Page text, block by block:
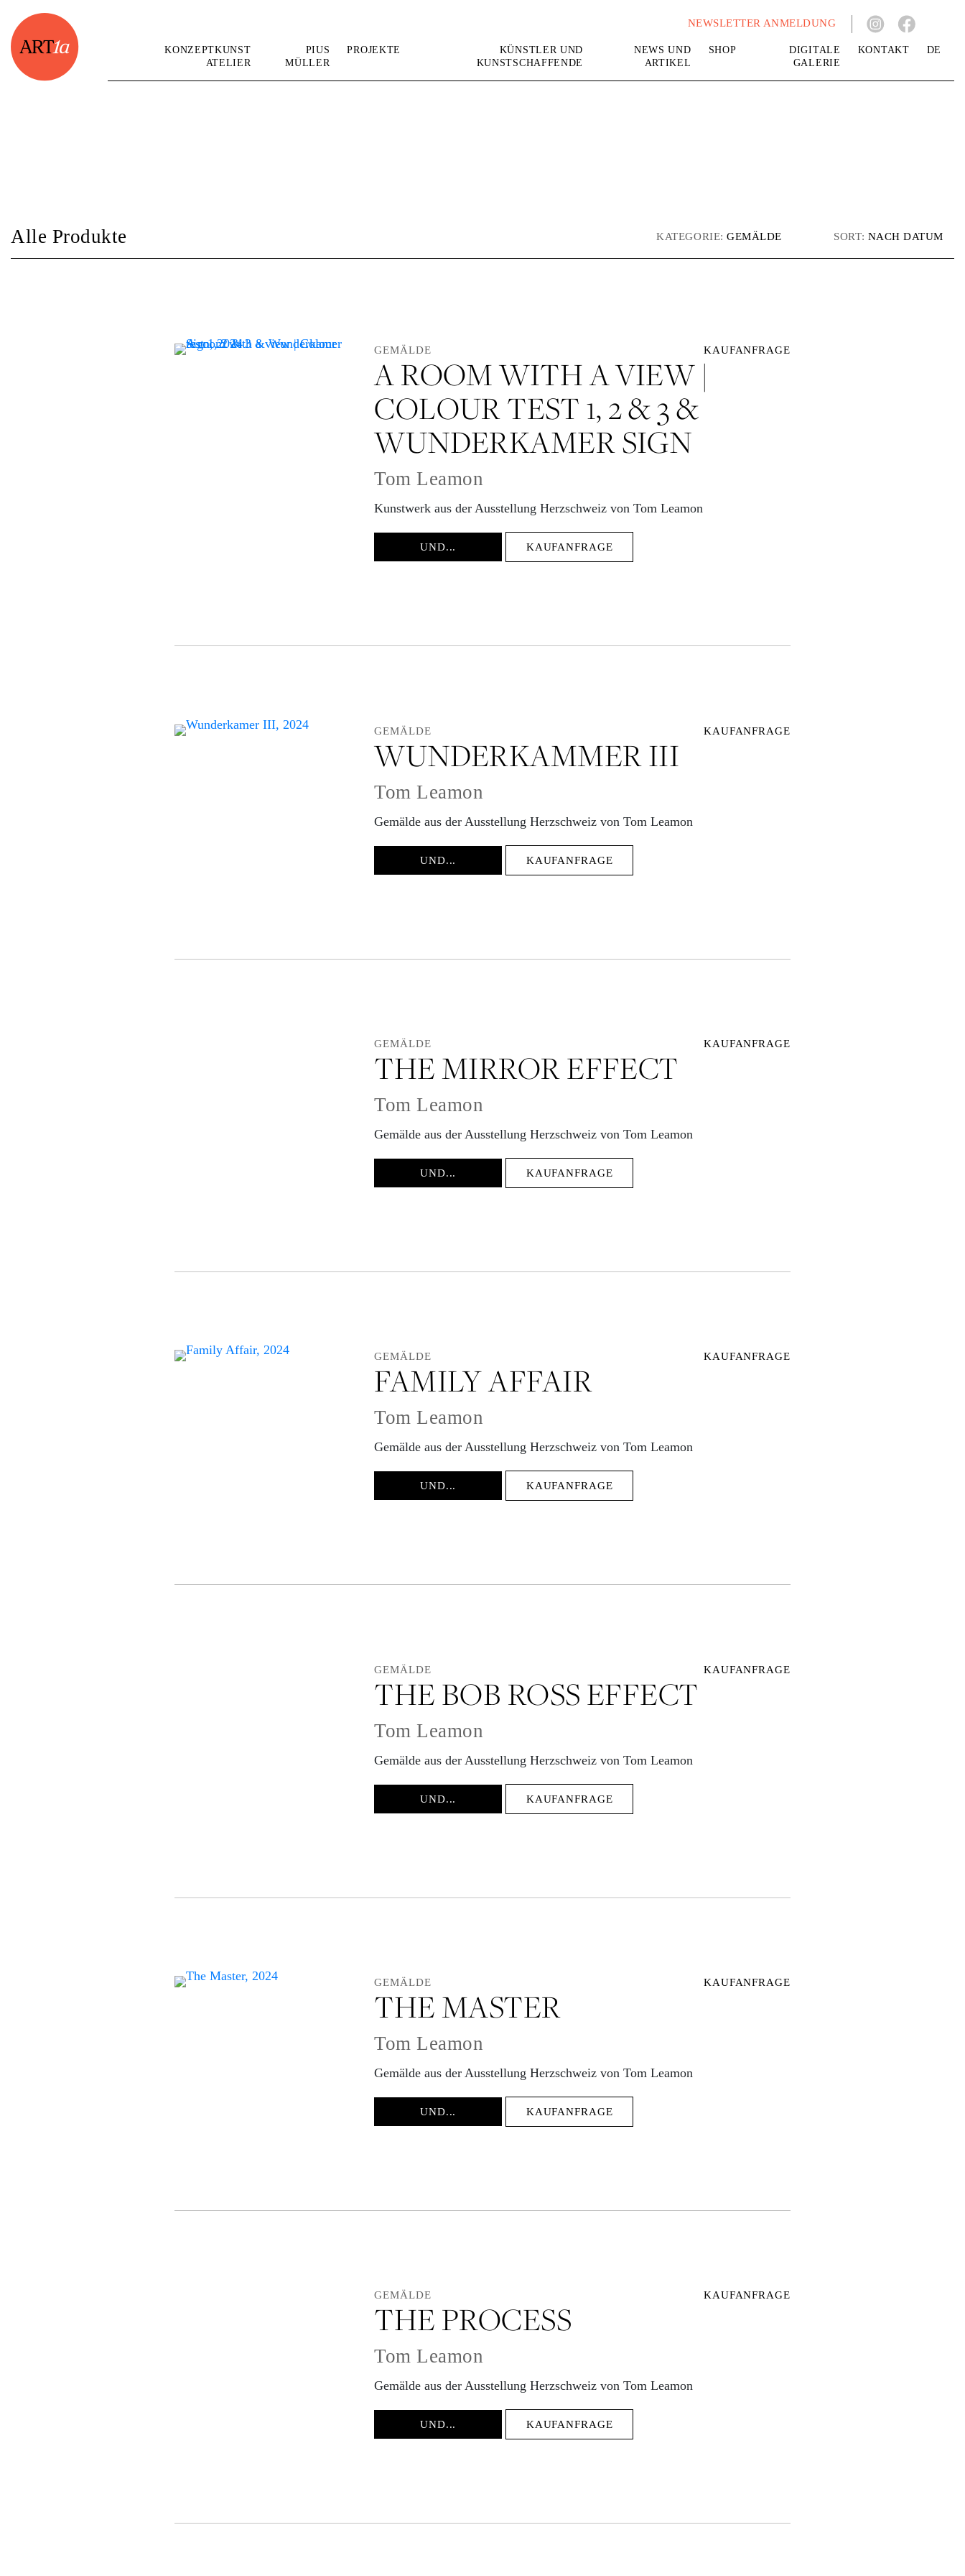
NEWSLETTER ANMELDUNG
KONZEPTKUNST
ATELIER
PIUS
MÜLLER
PROJEKTE
KÜNSTLER UND
KUNSTSCHAFFENDE
NEWS UND
ARTIKEL
SHOP
DIGITALE
GALERIE
KONTAKT DE
Alle Produkte KATEGORIE:GEMÄLDE SORT: NACH DATUM
GEMÄLDE KAUFANFRAGE
A ROOM WITH A VIEW |
COLOUR TEST 1, 2 & 3 &
WUNDERKAMER SIGN
Tom Leamon
Kunstwerk aus der Ausstellung Herzschweiz von Tom Leamon
UND... KAUFANFRAGE
GEMÄLDE KAUFANFRAGE
WUNDERKAMMER III
Tom Leamon
Gemälde aus der Ausstellung Herzschweiz von Tom Leamon
UND... KAUFANFRAGE
GEMÄLDE KAUFANFRAGE
THE MIRROR EFFECT
Tom Leamon
Gemälde aus der Ausstellung Herzschweiz von Tom Leamon
UND... KAUFANFRAGE
GEMÄLDE KAUFANFRAGE
FAMILY AFFAIR
Tom Leamon
Gemälde aus der Ausstellung Herzschweiz von Tom Leamon
UND... KAUFANFRAGE
GEMÄLDE KAUFANFRAGE
THE BOB ROSS EFFECT
Tom Leamon
Gemälde aus der Ausstellung Herzschweiz von Tom Leamon
UND... KAUFANFRAGE
GEMÄLDE KAUFANFRAGE
THE MASTER
Tom Leamon
Gemälde aus der Ausstellung Herzschweiz von Tom Leamon
UND... KAUFANFRAGE
GEMÄLDE KAUFANFRAGE
THE PROCESS
Tom Leamon
Gemälde aus der Ausstellung Herzschweiz von Tom Leamon
UND... KAUFANFRAGE